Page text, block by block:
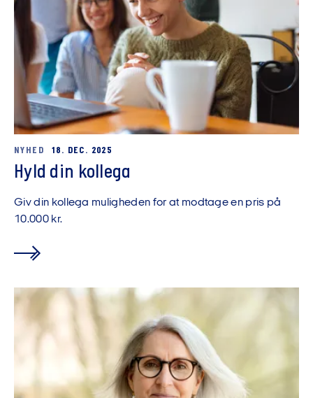
NYHED 18. DEC. 2025
Hyld din kollega
Giv din kollega muligheden for at modtage en pris på
10.000 kr.